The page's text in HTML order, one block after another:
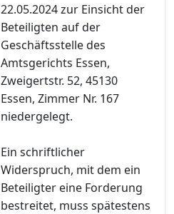
22.05.2024 zur Einsicht der
Beteiligten auf der
Geschäftsstelle des
Amtsgerichts Essen,
Zweigertstr. 52, 45130
Essen, Zimmer Nr. 167
niedergelegt.
Ein schriftlicher
Widerspruch, mit dem ein
Beteiligter eine Forderung
bestreitet, muss spätestens